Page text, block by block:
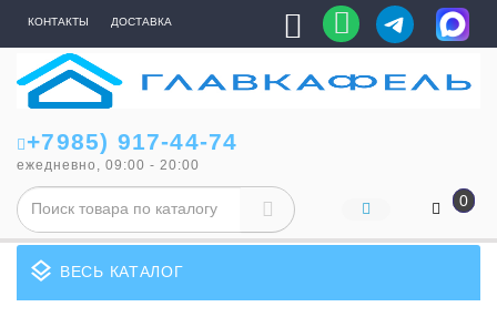
КОНТАКТЫ ДОСТАВКА
+7985) 917-44-74
ежедневно, 09:00 - 20:00
0
layers ВЕСЬ КАТАЛОГ